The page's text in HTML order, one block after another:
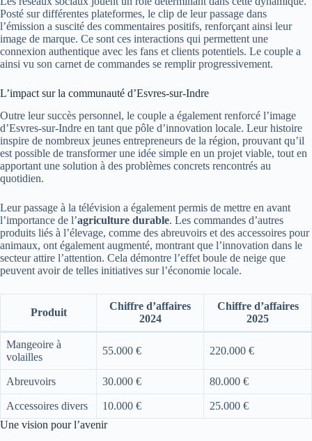
Posté sur différentes plateformes, le clip de leur passage dans
l’émission a suscité des commentaires positifs, renforçant ainsi leur
image de marque. Ce sont ces interactions qui permettent une
connexion authentique avec les fans et clients potentiels. Le couple a
ainsi vu son carnet de commandes se remplir progressivement.
L’impact sur la communauté d’Esvres-sur-Indre
Outre leur succès personnel, le couple a également renforcé l’image
d’Esvres-sur-Indre en tant que pôle d’innovation locale. Leur histoire
inspire de nombreux jeunes entrepreneurs de la région, prouvant qu’il
est possible de transformer une idée simple en un projet viable, tout en
apportant une solution à des problèmes concrets rencontrés au
quotidien.
Leur passage à la télévision a également permis de mettre en avant
l’importance de l’agriculture durable. Les commandes d’autres
produits liés à l’élevage, comme des abreuvoirs et des accessoires pour
animaux, ont également augmenté, montrant que l’innovation dans le
secteur attire l’attention. Cela démontre l’effet boule de neige que
peuvent avoir de telles initiatives sur l’économie locale.
Produit
Chiffre d’affaires
2024
Chiffre d’affaires
2025
Mangeoire à
volailles
55.000 € 220.000 €
Abreuvoirs 30.000 € 80.000 €
Accessoires divers 10.000 €
25.000 €
Une vision pour l’avenir